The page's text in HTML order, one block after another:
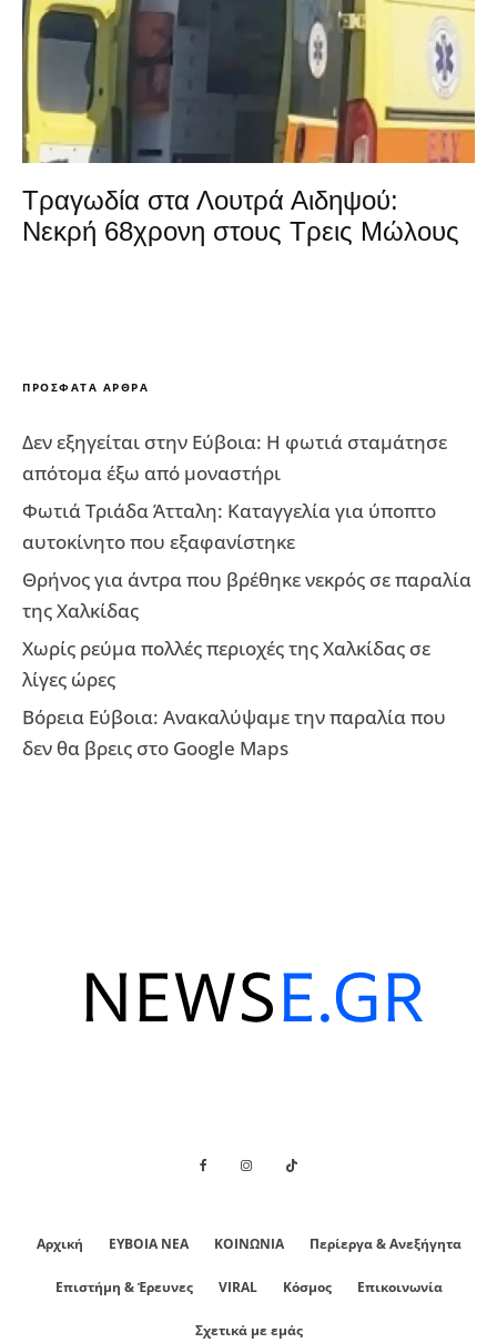
Τραγωδία στα Λουτρά Αιδηψού:
Νεκρή 68χρονη στους Τρεις Μώλους
ΠΡΌΣΦΑΤΑ ΆΡΘΡΑ
Δεν εξηγείται στην Εύβοια: Η φωτιά σταμάτησε
απότομα έξω από μοναστήρι
Φωτιά Τριάδα Άτταλη: Καταγγελία για ύποπτο
αυτοκίνητο που εξαφανίστηκε
Θρήνος για άντρα που βρέθηκε νεκρός σε παραλία
της Χαλκίδας
Χωρίς ρεύμα πολλές περιοχές της Χαλκίδας σε
λίγες ώρες
Βόρεια Εύβοια: Ανακαλύψαμε την παραλία που
δεν θα βρεις στο Google Maps
Αρχική ΕΥΒΟΙΑ ΝΕΑ ΚΟΙΝΩΝΙΑ Περίεργα & Ανεξήγητα
Επιστήμη & Έρευνες VIRAL Κόσμος Επικοινωνία
Σχετικά με εμάς